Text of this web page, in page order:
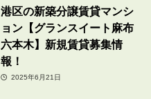
港区の新築分譲賃貸マンシ
ョン【グランスイート麻布
六本木】新規賃貸募集情
報！
2025年6月21日